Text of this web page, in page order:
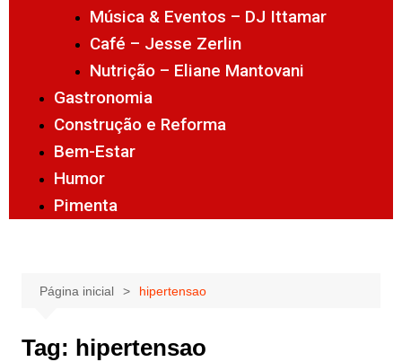
Música & Eventos – DJ Ittamar
Café – Jesse Zerlin
Nutrição – Eliane Mantovani
Gastronomia
Construção e Reforma
Bem-Estar
Humor
Pimenta
Página inicial hipertensao
Tag: hipertensao